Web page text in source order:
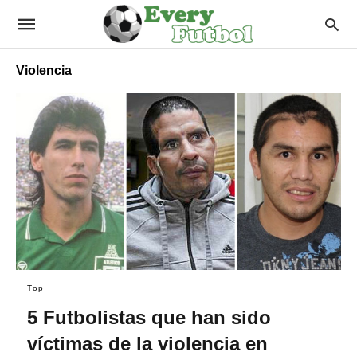
Violencia
Top
5 Futbolistas que han sido
víctimas de la violencia en